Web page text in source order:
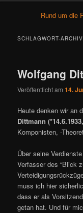
Inhalt
springen
Inhalt
springen
Rund um die
SCHLAGWORT-
Wolfgang
Veröffentlicht am14.
Heute denken wir an
Dittmann
Komponisten, -
Über seine
Verfasser des “Blick
muss ich hier
dass er als
getan hat. Und für